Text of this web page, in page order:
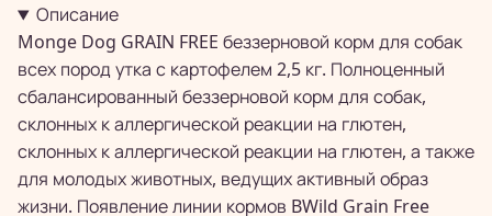
Описание
Monge Dog GRAIN FREE беззерновой корм для собак
всех пород утка с картофелем 2,5 кг. Полноценный
сбалансированный беззерновой корм для собак,
склонных к аллергической реакции на глютен,
склонных к аллергической реакции на глютен, а также
для молодых животных, ведущих активный образ
жизни. Появление линии кормов BWild Grain Free